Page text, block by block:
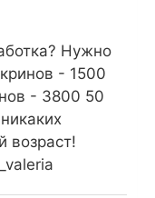
Нужно
- 1500
- 3800 50
возраст!